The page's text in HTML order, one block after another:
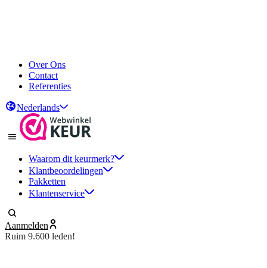
Over Ons
Contact
Referenties
Nederlands
Waarom dit keurmerk?
Klantbeoordelingen
Pakketten
Klantenservice
Aanmelden
Ruim 9.600 leden!